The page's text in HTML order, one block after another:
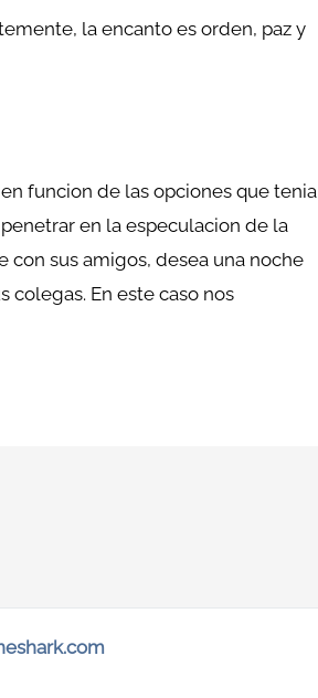
la encanto es orden, paz y
funcion de las opciones que tenia
en la especulacion de la
con sus amigos, desea una noche
colegas. En este caso nos